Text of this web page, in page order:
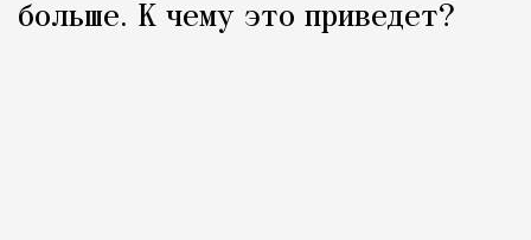
больше. К чему это приведет?